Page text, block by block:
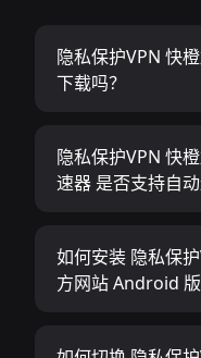
隐私保护VPN 快
下载吗？
隐私保护VPN 快
速器 是否支持自动
如何安装 隐私保
方网站 Android 版